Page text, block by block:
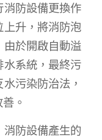
防設備更換作
升，將消防泡
於開啟自動溢
系統，最終污
污染防治法，
。
防設備產生的